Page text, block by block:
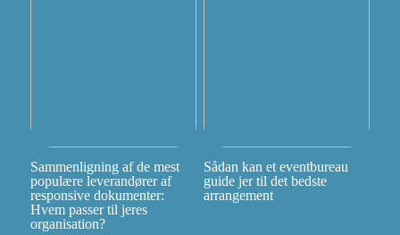
Sammenligning af de mest
populære leverandører af
responsive dokumenter:
Hvem passer til jeres
organisation?
Sådan kan et eventbureau
guide jer til det bedste
arrangement